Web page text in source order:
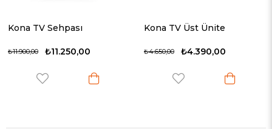
Kona TV Sehpası
₺11.250,00
₺11.900,00
Kona TV Üst Ünite
₺4.390,00
₺4.650,00